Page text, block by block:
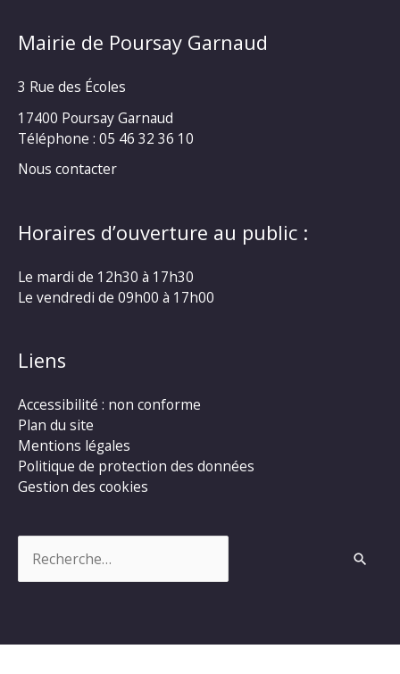
Mairie de Poursay Garnaud
3 Rue des Écoles
17400 Poursay Garnaud
Téléphone : 05 46 32 36 10
Nous contacter
Horaires d’ouverture au public :
Le mardi de 12h30 à 17h30
Le vendredi de 09h00 à 17h00
Liens
Accessibilité : non conforme
Plan du site
Mentions légales
Politique de protection des données
Gestion des cookies